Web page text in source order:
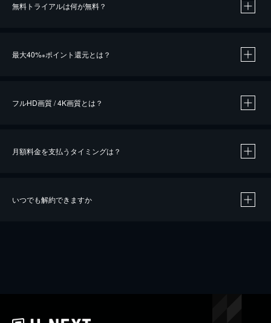
無料トライアルは何が無料？
最大40%※ポイント還元とは？
※40％ポイント還元の対象は、クレジットカード決済による作品の購入 / レンタルです。
iOSアプリのUコイン決済による作品の購入 / レンタルは、20％のポイント還元です。
フルHD画質 / 4K画質とは？
月額料金を支払うタイミングは？
いつでも解約できますか